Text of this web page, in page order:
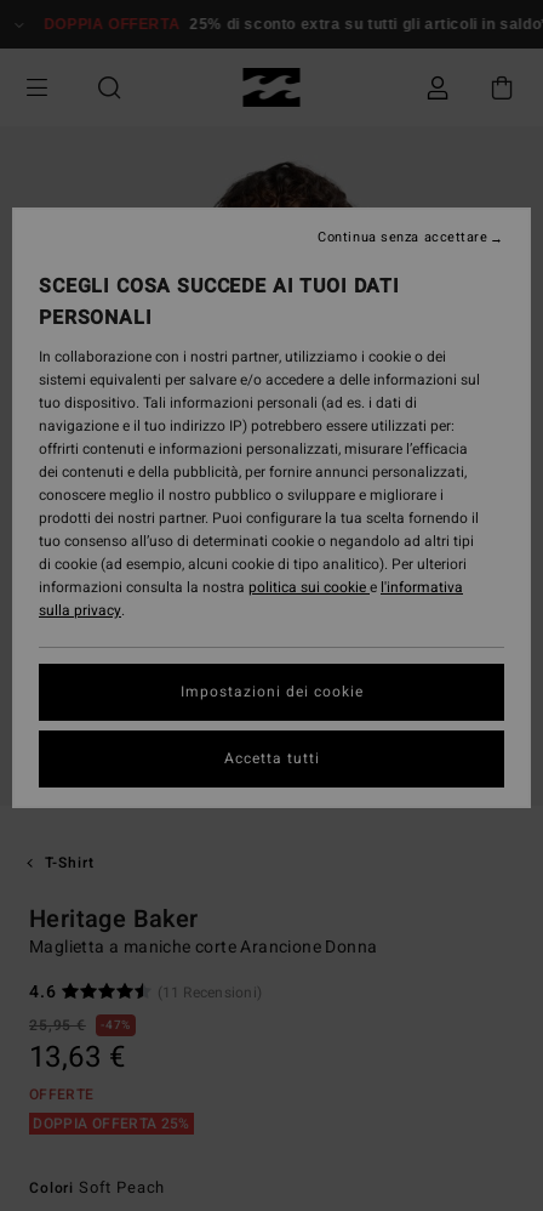
alle
prodotto
DOPPIA OFFERTA 25% di sconto extra su tutti gli articoli in
T-Shirt
Heritage Baker
Maglietta a maniche corte Arancione Donna
4.6
(11 Recensioni)
25,95 €
47%
13,63 €
OFFERTE
DOPPIA OFFERTA 25%
Colori Soft Peach
SCEGLI COSA SUCCEDE AI TUOI DATI
PERSONALI
In collaborazione con i nostri partner, utilizziamo i cookie o dei
sistemi equivalenti per salvare e/o accedere a delle informazioni sul
tuo dispositivo. Tali informazioni personali (ad es. i dati di
navigazione e il tuo indirizzo IP) potrebbero essere utilizzati per:
offrirti contenuti e informazioni personalizzati, misurare l’efficacia
dei contenuti e della pubblicità, per fornire annunci personalizzati,
conoscere meglio il nostro pubblico o sviluppare e migliorare i
prodotti dei nostri partner. Puoi configurare la tua scelta fornendo il
tuo consenso all’uso di determinati cookie o negandolo ad altri tipi
di cookie (ad esempio, alcuni cookie di tipo analitico). Per ulteriori
informazioni consulta la nostra politica sui cookiee l'informativa
sulla privacy.
Impostazioni dei cookie
Continua senza accettare
Accetta tutti